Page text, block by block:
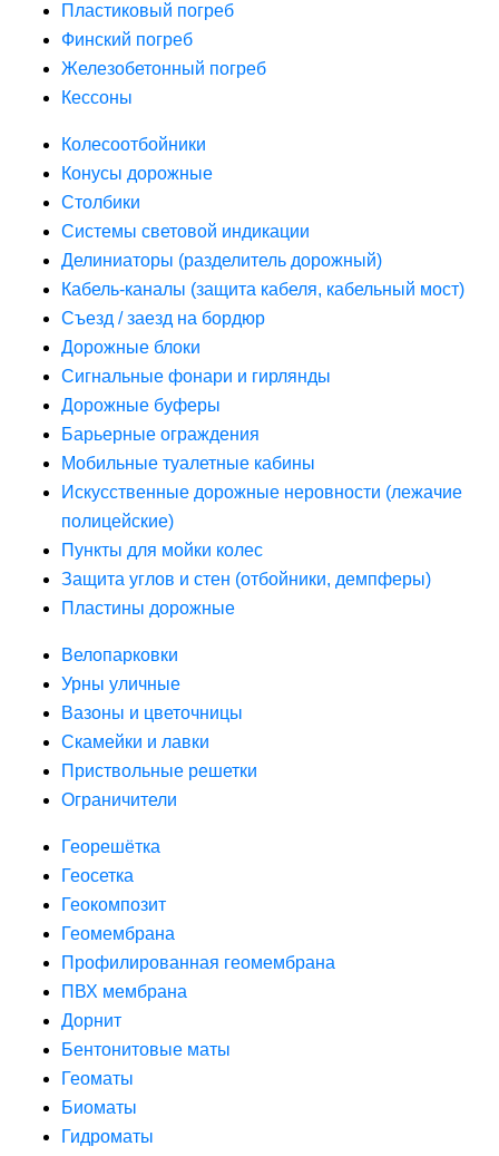
Пластиковый погреб
Финский погреб
Железобетонный погреб
Кессоны
Колесоотбойники
Конусы дорожные
Столбики
Системы световой индикации
Делиниаторы (разделитель дорожный)
Кабель-каналы (защита кабеля, кабельный мост)
Съезд / заезд на бордюр
Дорожные блоки
Сигнальные фонари и гирлянды
Дорожные буферы
Барьерные ограждения
Мобильные туалетные кабины
Искусственные дорожные неровности (лежачие
полицейские)
Пункты для мойки колес
Защита углов и стен (отбойники, демпферы)
Пластины дорожные
Велопарковки
Урны уличные
Вазоны и цветочницы
Скамейки и лавки
Приствольные решетки
Ограничители
Георешётка
Геосетка
Геокомпозит
Геомембрана
Профилированная геомембрана
ПВХ мембрана
Дорнит
Бентонитовые маты
Геоматы
Биоматы
Гидроматы